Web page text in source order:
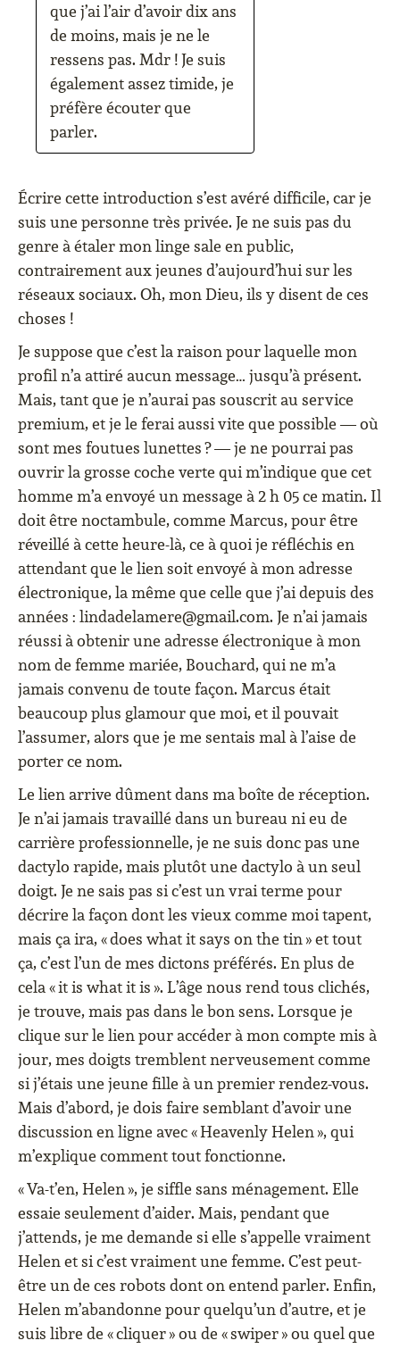
que j’ai l’air d’avoir dix ans
de moins, mais je ne le
ressens pas. Mdr ! Je suis
également assez timide, je
préfère écouter que
parler.
Écrire cette introduction s’est avéré difficile, car je
suis une personne très privée. Je ne suis pas du
genre à étaler mon linge sale en public,
contrairement aux jeunes d’aujourd’hui sur les
réseaux sociaux. Oh, mon Dieu, ils y disent de ces
choses !
Je suppose que c’est la raison pour laquelle mon
profil n’a attiré aucun message… jusqu’à présent.
Mais, tant que je n’aurai pas souscrit au service
premium, et je le ferai aussi vite que possible — où
sont mes foutues lunettes ? — je ne pourrai pas
ouvrir la grosse coche verte qui m’indique que cet
homme m’a envoyé un message à 2 h 05 ce matin. Il
doit être noctambule, comme Marcus, pour être
réveillé à cette heure-là, ce à quoi je réfléchis en
attendant que le lien soit envoyé à mon adresse
électronique, la même que celle que j’ai depuis des
années : lindadelamere@gmail.com. Je n’ai jamais
réussi à obtenir une adresse électronique à mon
nom de femme mariée, Bouchard, qui ne m’a
jamais convenu de toute façon. Marcus était
beaucoup plus glamour que moi, et il pouvait
l’assumer, alors que je me sentais mal à l’aise de
porter ce nom.
Le lien arrive dûment dans ma boîte de réception.
Je n’ai jamais travaillé dans un bureau ni eu de
carrière professionnelle, je ne suis donc pas une
dactylo rapide, mais plutôt une dactylo à un seul
doigt. Je ne sais pas si c’est un vrai terme pour
décrire la façon dont les vieux comme moi tapent,
mais ça ira, « does what it says on the tin » et tout
ça, c’est l’un de mes dictons préférés. En plus de
cela « it is what it is ». L’âge nous rend tous clichés,
je trouve, mais pas dans le bon sens. Lorsque je
clique sur le lien pour accéder à mon compte mis à
jour, mes doigts tremblent nerveusement comme
si j’étais une jeune fille à un premier rendez-vous.
Mais d’abord, je dois faire semblant d’avoir une
discussion en ligne avec « Heavenly Helen », qui
m’explique comment tout fonctionne.
« Va-t’en, Helen », je siffle sans ménagement. Elle
essaie seulement d’aider. Mais, pendant que
j’attends, je me demande si elle s’appelle vraiment
Helen et si c’est vraiment une femme. C’est peut-
être un de ces robots dont on entend parler. Enfin,
Helen m’abandonne pour quelqu’un d’autre, et je
suis libre de « cliquer » ou de « swiper » ou quel que